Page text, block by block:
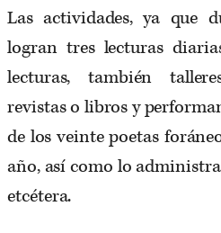
Las actividades, ya que
logran tres lecturas
lecturas, también
revistas o libros y
de los veinte poetas
año, así como lo
etcétera.